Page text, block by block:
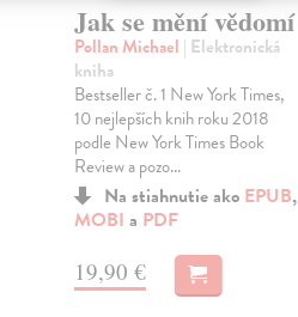
Jak se mění vědomí
Pollan Michael | Elektronická
kniha
Bestseller č. 1 New York Times,
10 nejlepších knih roku 2018
podle New York Times Book
Review a pozo...
Na stiahnutie ako EPUB,
MOBI a PDF
19,90 €